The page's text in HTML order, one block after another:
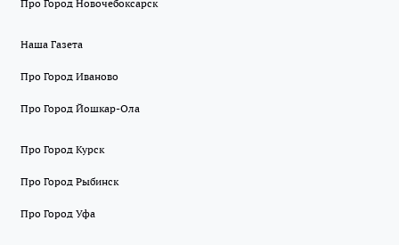
Про Город Новочебоксарск
Наша Газета
Про Город Иваново
Про Город Йошкар-Ола
Про Город Курск
Про Город Рыбинск
Про Город Уфа